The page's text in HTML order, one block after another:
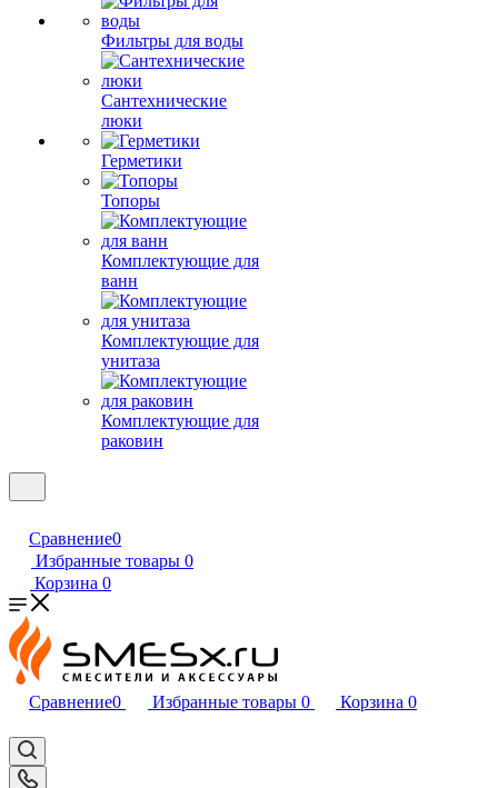
Фильтры для воды
Сантехнические
люки
Герметики
Топоры
Комплектующие для
ванн
Комплектующие для
унитаза
Комплектующие для
раковин
Сравнение0
Избранные товары 0
Корзина 0
Сравнение0 Избранные товары 0 Корзина 0